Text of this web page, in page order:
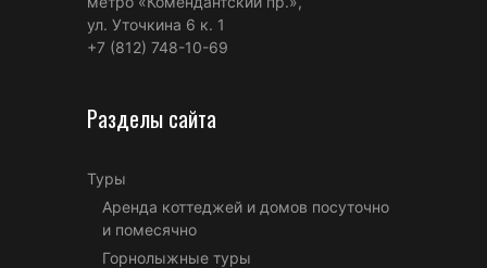
ул. Уточкина 6 к. 1
+7 (812) 748-10-69
Разделы сайта
Туры
Аренда коттеджей и домов посуточно
и помесячно
Горнолыжные туры